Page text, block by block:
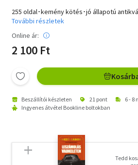
255 oldal･kemény kötés･jó állapotú
További részletek
Online ár:
2 100 Ft
Beszállítói készleten 21 pont
6 - 8
Ingyenes átvétel Bookline boltokban
Tedd